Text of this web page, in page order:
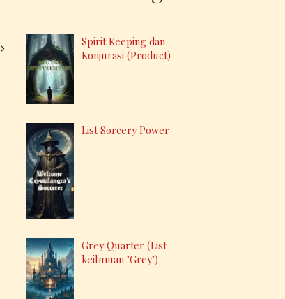
Spirit Keeping dan
Konjurasi (Product)
List Sorcery Power
Grey Quarter (List
keilmuan "Grey")